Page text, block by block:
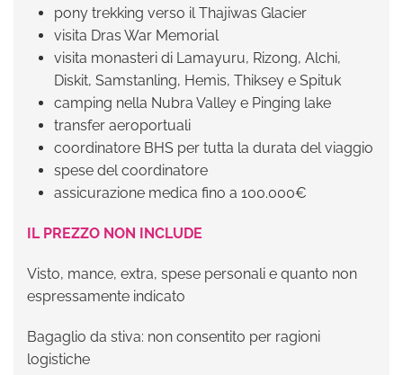
pony trekking verso il Thajiwas Glacier
visita Dras War Memorial
visita monasteri di Lamayuru, Rizong, Alchi,
Diskit, Samstanling, Hemis, Thiksey e Spituk
camping nella Nubra Valley e Pinging lake
transfer aeroportuali
coordinatore BHS per tutta la durata del viaggio
spese del coordinatore
assicurazione medica fino a 100.000€
IL PREZZO NON INCLUDE
Visto, mance, extra, spese personali e quanto non
espressamente indicato
Bagaglio da stiva: non consentito per ragioni
logistiche